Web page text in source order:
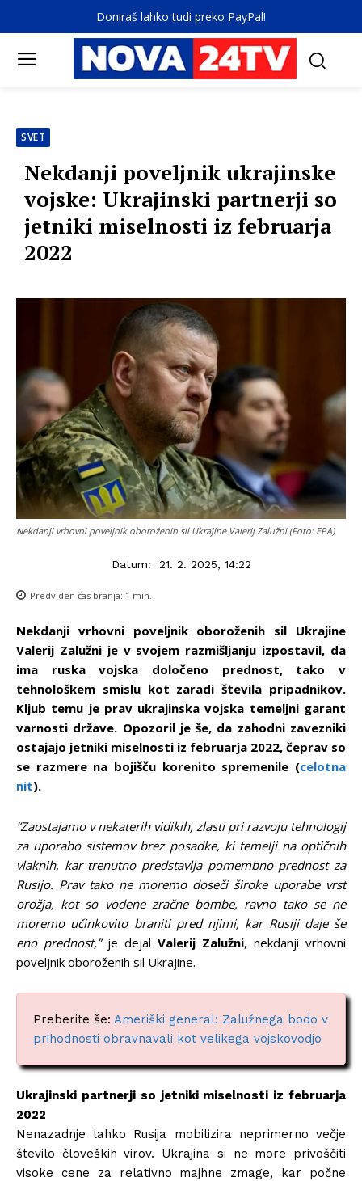
Doniraš lahko tudi preko PayPal!
SVET
Nekdanji poveljnik ukrajinske
vojske: Ukrajinski partnerji so
jetniki miselnosti iz februarja
2022
Nekdanji vrhovni poveljnik oboroženih sil Ukrajine Valerij Zalužni (Foto: EPA)
Datum: 21. 2. 2025, 14:22
Predviden čas branja: 1 min.
Nekdanji vrhovni poveljnik oboroženih sil Ukrajine
Valerij Zalužni je v svojem razmišljanju izpostavil, da
ima ruska vojska določeno prednost, tako v
tehnološkem smislu kot zaradi števila pripadnikov.
Kljub temu je prav ukrajinska vojska temeljni garant
varnosti države. Opozoril je še, da zahodni zavezniki
ostajajo jetniki miselnosti iz februarja 2022, čeprav so
se razmere na bojišču korenito spremenile (celotna
nit).
“Zaostajamo v nekaterih vidikih, zlasti pri razvoju tehnologij
za uporabo sistemov brez posadke, ki temelji na optičnih
vlaknih, kar trenutno predstavlja pomembno prednost za
Rusijo. Prav tako ne moremo doseči široke uporabe vrst
orožja, kot so vodene zračne bombe, ravno tako se ne
moremo učinkovito braniti pred njimi, kar Rusiji daje še
eno prednost,”je dejal Valerij Zalužni, nekdanji vrhovni
poveljnik oboroženih sil Ukrajine.
Preberite še: Ameriški general: Zalužnega bodo v
prihodnosti obravnavali kot velikega vojskovodjo
Ukrajinski partnerji so jetniki miselnosti iz februarja
2022
Nenazadnje lahko Rusija mobilizira neprimerno večje
število človeških virov. Ukrajina si ne more privoščiti
visoke cene za relativno majhne zmage, kar počne